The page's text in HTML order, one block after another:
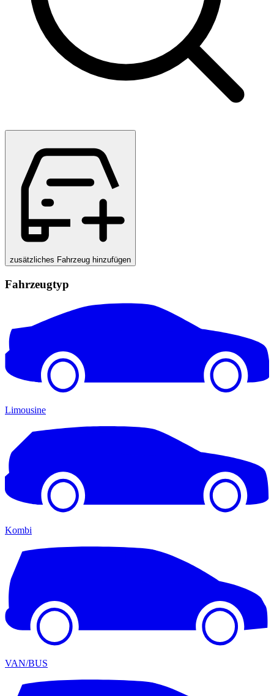
zusätzliches Fahrzeug hinzufügen
Fahrzeugtyp
Limousine
Kombi
VAN/BUS